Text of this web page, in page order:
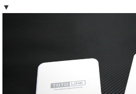
▼